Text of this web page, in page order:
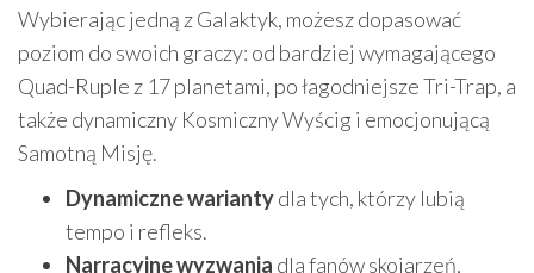
Wybierając jedną z Galaktyk, możesz dopasować
poziom do swoich graczy: od bardziej wymagającego
Quad-Ruple z 17 planetami, po łagodniejsze Tri-Trap, a
także dynamiczny Kosmiczny Wyścig i emocjonującą
Samotną Misję.
Dynamiczne wariantydla tych, którzy lubią
tempo i refleks.
Narracyjne wyzwania dla fanów skojarzeń,